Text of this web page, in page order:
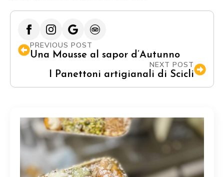
PREVIOUS POST
Una Mousse al sapor d’Autunno
NEXT POST
I Panettoni artigianali di Scicli